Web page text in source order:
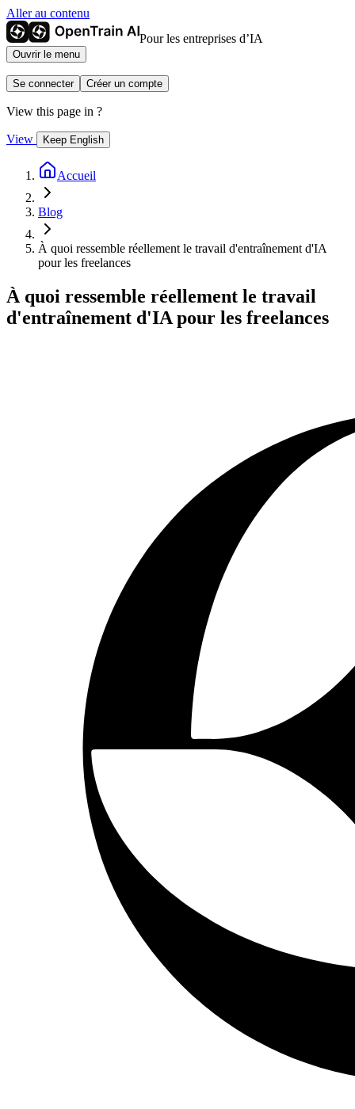
Aller au contenu
Pour les entreprises d’IA
Ouvrir le menu
Se connecter Créer un compte
View this page in ?
View Keep English
Accueil
Blog
À quoi ressemble réellement le travail d'entraînement d'IA
pour les freelances
À quoi ressemble réellement le travail
d'entraînement d'IA pour les freelances